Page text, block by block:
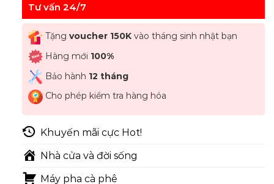
Tư vấn 24/7
Tặng voucher 150Kvào tháng sinh nhật bạn
Hàng mới 100%
Bảo hành 12 tháng
Cho phép kiểm tra hàng hóa
Khuyến mãi cực Hot!
Nhà cửa và đời sống
Máy pha cà phê